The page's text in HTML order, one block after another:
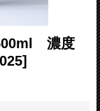
濃度